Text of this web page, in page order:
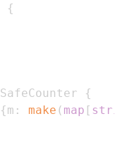
{
SafeCounter
{
{m : make ( map [